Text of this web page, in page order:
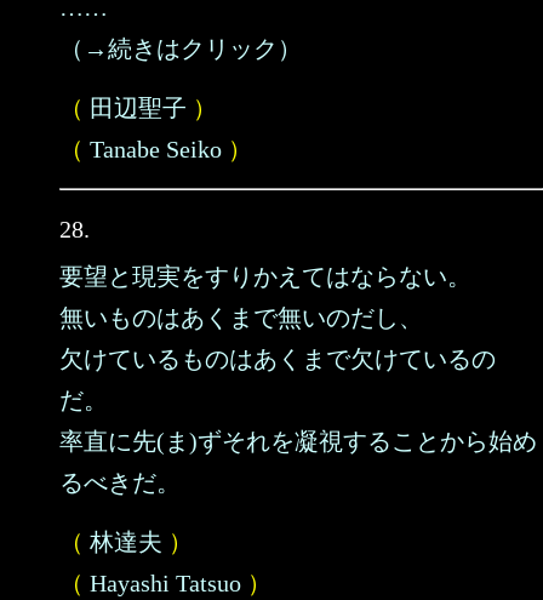
……
（→続きはクリック）
（ 田辺聖子 ）
（ Tanabe Seiko ）
28.
要望と現実をすりかえてはならない。
無いものはあくまで無いのだし、
欠けているものはあくまで欠けているの
だ。
率直に先(ま)ずそれを凝視することから始め
るべきだ。
（ 林達夫 ）
（ Hayashi Tatsuo ）